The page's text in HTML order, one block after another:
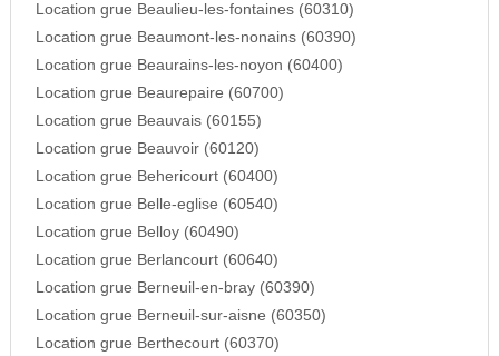
Location grue Beaulieu-les-fontaines (60310)
Location grue Beaumont-les-nonains (60390)
Location grue Beaurains-les-noyon (60400)
Location grue Beaurepaire (60700)
Location grue Beauvais (60155)
Location grue Beauvoir (60120)
Location grue Behericourt (60400)
Location grue Belle-eglise (60540)
Location grue Belloy (60490)
Location grue Berlancourt (60640)
Location grue Berneuil-en-bray (60390)
Location grue Berneuil-sur-aisne (60350)
Location grue Berthecourt (60370)